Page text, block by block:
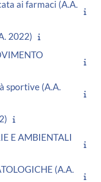
ai farmaci (A.A.
2022)
sportive (A.A.
E AMBIENTALI
(A.A.